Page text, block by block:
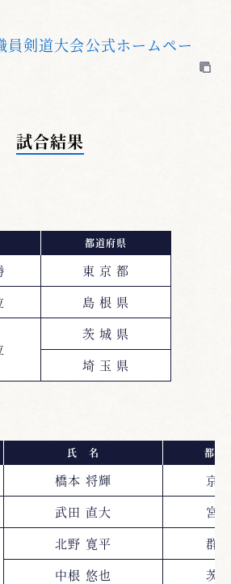
員剣道大会公式ホームペー
試合結果
都道府県
東 京 都
島 根 県
茨 城 県
埼 玉 県
氏 名 都道
橋本 将輝
京
武田 直大 宮
北野 寛平
群
中根 悠也
茨